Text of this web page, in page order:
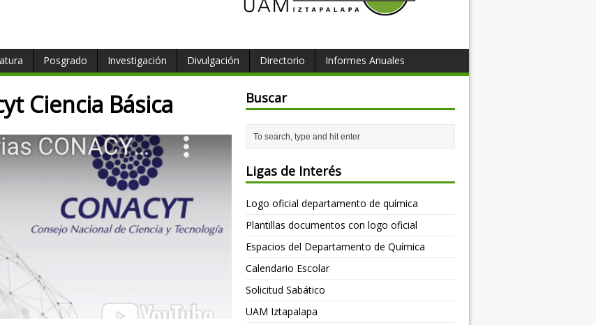
Posgrado Investigación Divulgación Directorio Informes Anuales
Ciencia Básica Buscar
Ligas de Interés
Logo oficial departamento de química
Plantillas documentos con logo oficial
Espacios del Departamento de Química
Calendario Escolar
Solicitud Sabático
UAM Iztapalapa